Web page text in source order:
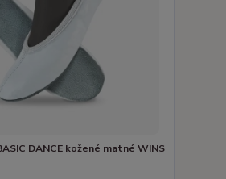
DANCE kožené matné WINS